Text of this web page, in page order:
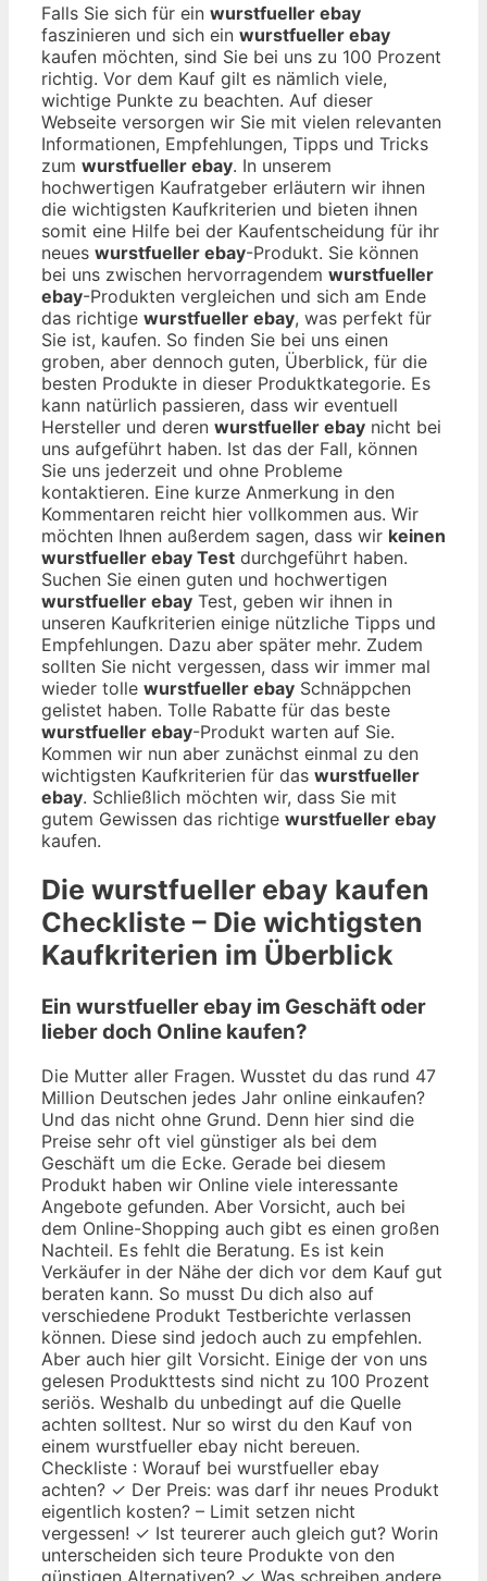
Falls Sie sich für ein wurstfueller ebay
faszinieren und sich ein wurstfueller ebay
kaufen möchten, sind Sie bei uns zu 100 Prozent
richtig. Vor dem Kauf gilt es nämlich viele,
wichtige Punkte zu beachten. Auf dieser
Webseite versorgen wir Sie mit vielen relevanten
Informationen, Empfehlungen, Tipps und Tricks
zum wurstfueller ebay. In unserem
hochwertigen Kaufratgeber erläutern wir ihnen
die wichtigsten Kaufkriterien und bieten ihnen
somit eine Hilfe bei der Kaufentscheidung für ihr
neues wurstfueller ebay-Produkt. Sie können
bei uns zwischen hervorragendem wurstfueller
ebay-Produkten vergleichen und sich am Ende
das richtige wurstfueller ebay, was perfekt für
Sie ist, kaufen. So finden Sie bei uns einen
groben, aber dennoch guten, Überblick, für die
besten Produkte in dieser Produktkategorie. Es
kann natürlich passieren, dass wir eventuell
Hersteller und deren wurstfueller ebay nicht bei
uns aufgeführt haben. Ist das der Fall, können
Sie uns jederzeit und ohne Probleme
kontaktieren. Eine kurze Anmerkung in den
Kommentaren reicht hier vollkommen aus. Wir
möchten Ihnen außerdem sagen, dass wir keinen
wurstfueller ebay Test durchgeführt haben.
Suchen Sie einen guten und hochwertigen
wurstfueller ebay Test, geben wir ihnen in
unseren Kaufkriterien einige nützliche Tipps und
Empfehlungen. Dazu aber später mehr. Zudem
sollten Sie nicht vergessen, dass wir immer mal
wieder tolle wurstfueller ebay Schnäppchen
gelistet haben. Tolle Rabatte für das beste
wurstfueller ebay-Produkt warten auf Sie.
Kommen wir nun aber zunächst einmal zu den
wichtigsten Kaufkriterien für das wurstfueller
ebay. Schließlich möchten wir, dass Sie mit
gutem Gewissen das richtige wurstfueller ebay
kaufen.
Die wurstfueller ebay kaufen
Checkliste – Die wichtigsten
Kaufkriterien im Überblick
Ein wurstfueller ebay im Geschäft oder
lieber doch Online kaufen?
Die Mutter aller Fragen. Wusstet du das rund 47
Million Deutschen jedes Jahr online einkaufen?
Und das nicht ohne Grund. Denn hier sind die
Preise sehr oft viel günstiger als bei dem
Geschäft um die Ecke. Gerade bei diesem
Produkt haben wir Online viele interessante
Angebote gefunden. Aber Vorsicht, auch bei
dem Online-Shopping auch gibt es einen großen
Nachteil. Es fehlt die Beratung. Es ist kein
Verkäufer in der Nähe der dich vor dem Kauf gut
beraten kann. So musst Du dich also auf
verschiedene Produkt Testberichte verlassen
können. Diese sind jedoch auch zu empfehlen.
Aber auch hier gilt Vorsicht. Einige der von uns
gelesen Produkttests sind nicht zu 100 Prozent
seriös. Weshalb du unbedingt auf die Quelle
achten solltest. Nur so wirst du den Kauf von
einem wurstfueller ebay nicht bereuen.
Checkliste : Worauf bei wurstfueller ebay
achten? ✓ Der Preis: was darf ihr neues Produkt
eigentlich kosten? – Limit setzen nicht
vergessen! ✓ Ist teurerer auch gleich gut? Worin
unterscheiden sich teure Produkte von den
günstigen Alternativen? ✓ Was schreiben andere